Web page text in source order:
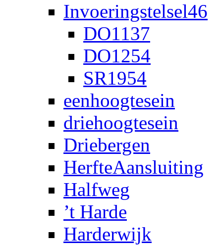
Invoeringstelsel46
DO1137
DO1254
SR1954
eenhoogtesein
driehoogtesein
Driebergen
HerfteAansluiting
Halfweg
’t Harde
Harderwijk